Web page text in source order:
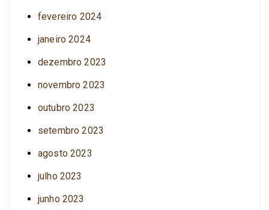
fevereiro 2024
janeiro 2024
dezembro 2023
novembro 2023
outubro 2023
setembro 2023
agosto 2023
julho 2023
junho 2023